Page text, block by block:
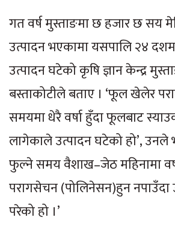
गत वर्ष मुस्ताङमा छ हजार छ सय
उत्पादन भएकामा यसपालि २४
उत्पादन घटेको कृषि ज्ञान केन्द्र
बस्ताकोटीले बताए । ‘फूल खेलेर
समयमा धेरै वर्षा हुँदा फूलबाट
लागेकाले उत्पादन घटेको हो’,
फुल्ने समय वैशाख–जेठ महिनामा
परागसेचन (पोलिनेसन)हुन नपाउँदा
परेको हो ।’